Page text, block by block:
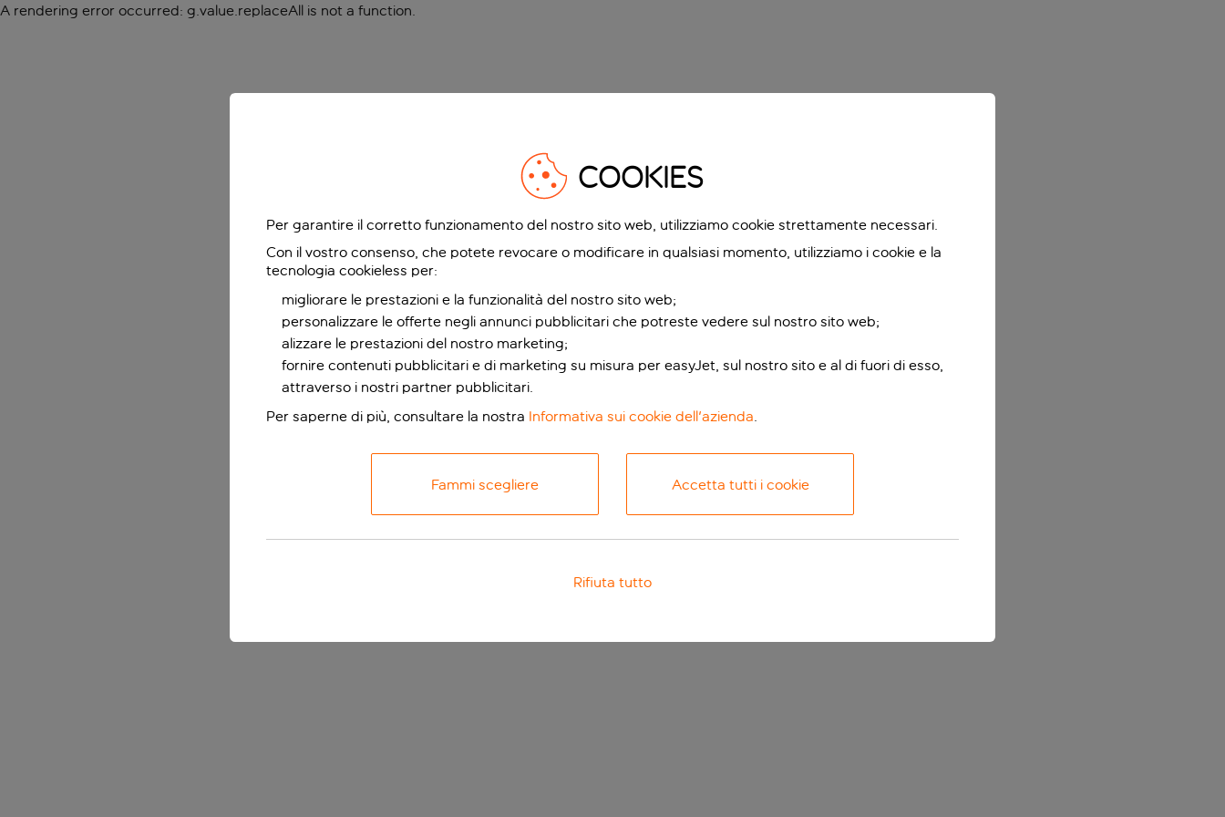
A rendering error occurred: g.value.replaceAll is not a function.
COOKIES
Per garantire il corretto funzionamento del nostro sito web, utilizziamo cookie strettamente necessari.
Con il vostro consenso, che potete revocare o modificare in qualsiasi momento, utilizziamo i cookie e la
tecnologia cookieless per:
migliorare le prestazioni e la funzionalità del nostro sito web;
personalizzare le offerte negli annunci pubblicitari che potreste vedere sul nostro sito web;
alizzare le prestazioni del nostro marketing;
fornire contenuti pubblicitari e di marketing su misura per easyJet, sul nostro sito e al di fuori di esso,
attraverso i nostri partner pubblicitari.
Per saperne di più, consultare la nostra Informativa sui cookie dell'azienda.
Fammi scegliere Accetta tutti i cookie
Rifiuta tutto